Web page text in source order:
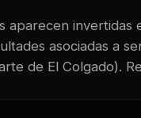
aparecen
asociadas a
de El Colgado).